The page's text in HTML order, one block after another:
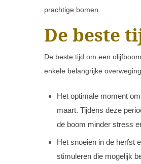
prachtige bomen.
De beste
De beste tijd om een
enkele belangrijke
Het optimale moment
maart. Tijdens deze
de boom minder stress
Het snoeien in de herfst
stimuleren die mogelijk